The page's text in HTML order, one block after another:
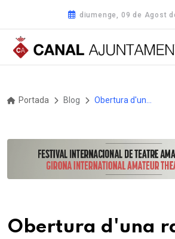
diumenge, 09 de Agost
Portada Blog
Obertura d'una